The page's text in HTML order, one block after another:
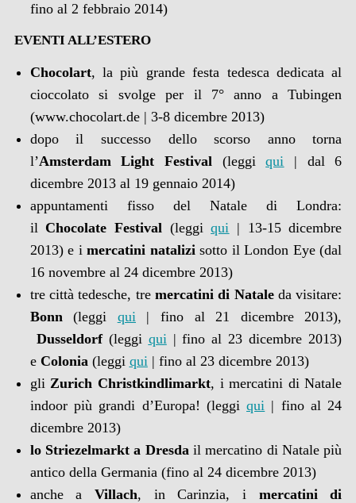
fino al 2 febbraio 2014)
EVENTI ALL’ESTERO
Chocolart, la più grande festa tedesca dedicata al
cioccolato si svolge per il 7° anno a Tubingen
(www.chocolart.de | 3-8 dicembre 2013)
dopo il successo dello scorso anno torna
l’Amsterdam Light Festival (leggiqui | dal 6
dicembre 2013 al 19 gennaio 2014)
appuntamenti fisso del Natale di Londra:
il Chocolate Festival (leggiqui | 13-15 dicembre
2013) e imercatini natalizisotto il London Eye (dal
16 novembre al 24 dicembre 2013)
tre città tedesche, tre mercatini di Nataleda visitare:
Bonn(leggi qui| fino al 21 dicembre 2013),
Dusseldorf (leggi qui| fino al 23 dicembre 2013)
e Colonia(leggi qui| fino al 23 dicembre 2013)
gliZurich Christkindlimarkt, i mercatini di Natale
indoor più grandi d’Europa! (leggiqui | fino al 24
dicembre 2013)
lo Striezelmarkt a Dresdail mercatino di Natale più
antico della Germania (fino al 24 dicembre 2013)
anche a Villach, in Carinzia, i mercatini di